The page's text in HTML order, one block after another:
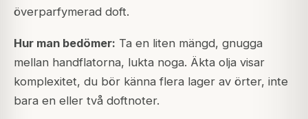
överparfymerad doft.
Hur man bedömer: Ta en liten mängd, gnugga
mellan handflatorna, lukta noga. Äkta olja visar
komplexitet, du bör känna flera lager av örter, inte
bara en eller två doftnoter.